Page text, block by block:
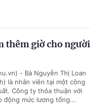
thêm giờ cho người
- Bà Nguyễn Thị Loan
là nhân viên tại một công
Công ty thỏa thuận với
động mức lương tổng...